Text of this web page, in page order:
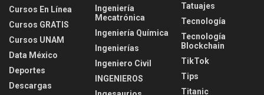
Cursos En Línea
Cursos GRATIS
Cursos UNAM
Data México
Deportes
Descargas
Ingeniería
Mecatrónica
Ingeniería Química
Ingenierías
Ingeniero Civil
INGENIEROS
Tatuajes
Tecnología
Tecnología
Blockchain
TikTok
Tips
Titanic